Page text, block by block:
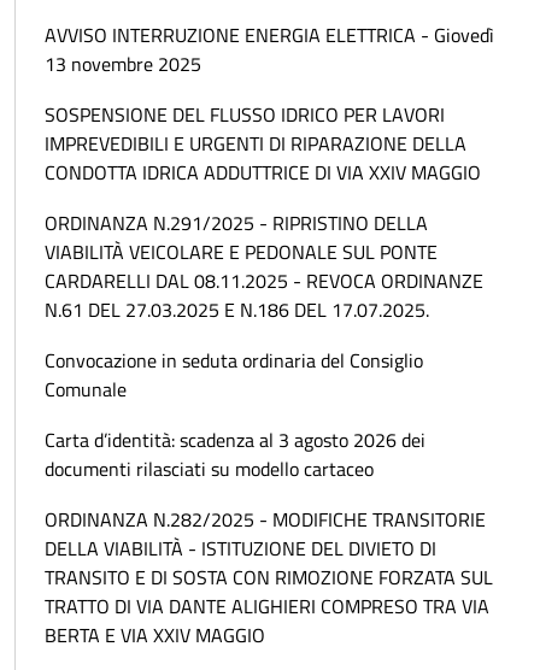
AVVISO INTERRUZIONE ENERGIA ELETTRICA - Giovedì
13 novembre 2025
SOSPENSIONE DEL FLUSSO IDRICO PER LAVORI
IMPREVEDIBILI E URGENTI DI RIPARAZIONE DELLA
CONDOTTA IDRICA ADDUTTRICE DI VIA XXIV MAGGIO
ORDINANZA N.291/2025 - RIPRISTINO DELLA
VIABILITÀ VEICOLARE E PEDONALE SUL PONTE
CARDARELLI DAL 08.11.2025 - REVOCA ORDINANZE
N.61 DEL 27.03.2025 E N.186 DEL 17.07.2025.
Convocazione in seduta ordinaria del Consiglio
Comunale
Carta d’identità: scadenza al 3 agosto 2026 dei
documenti rilasciati su modello cartaceo
ORDINANZA N.282/2025 - MODIFICHE TRANSITORIE
DELLA VIABILITÀ - ISTITUZIONE DEL DIVIETO DI
TRANSITO E DI SOSTA CON RIMOZIONE FORZATA SUL
TRATTO DI VIA DANTE ALIGHIERI COMPRESO TRA VIA
BERTA E VIA XXIV MAGGIO